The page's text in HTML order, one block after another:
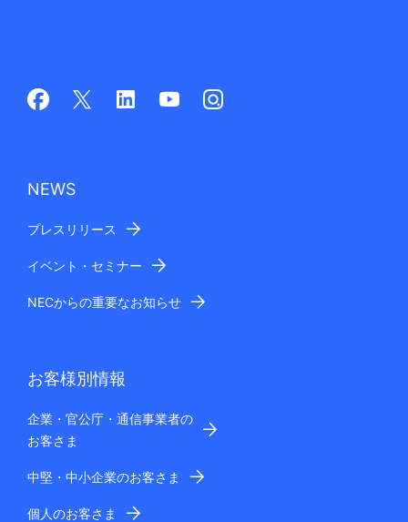
NEWS
プレスリリース
イベント・セミナー
NECからの重要なお知らせ
お客様別情報
企業・官公庁・通信事業者の
お客さま
中堅・中小企業のお客さま
個人のお客さま